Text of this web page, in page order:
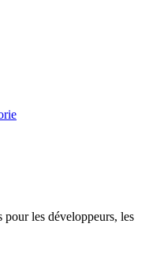
les développeurs, les